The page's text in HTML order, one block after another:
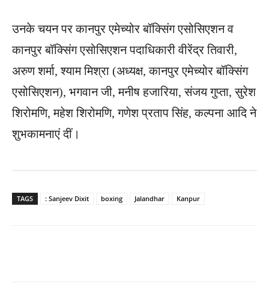
उनके चयन पर कानपुर एमेच्योर बॉक्सिंग एसोसिएशन व
कानपुर बॉक्सिंग एसोसिएशन पदा​धिकारी वीरेंद्र तिवारी,
अरुण शर्मा, श्याम मिश्रा (अध्यक्ष, कानपुर एमेच्योर बॉक्सिंग
एसोसिएशन), भगवान जी, मनीष हजारिया, संजय गुप्ता, सुरेश
शिरोमणि, महेश शिरोमणि, गणेश प्रताप सिंह, कल्पना आदि ने
शुभकामनाएं दीं।
TAGS : Sanjeev Dixit boxing Jalandhar Kanpur